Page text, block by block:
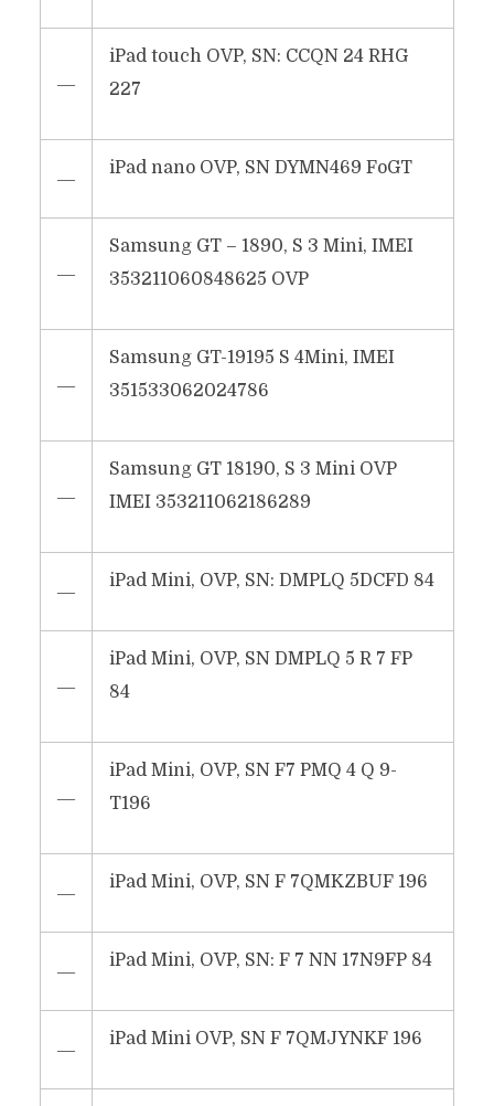
―
iPad touch OVP, SN: CCQN 24 RHG
227
―
iPad nano OVP, SN DYMN469 FoGT
―
Samsung GT – 1890, S 3 Mini, IMEI
353211060848625 OVP
―
Samsung GT-19195 S 4Mini, IMEI
351533062024786
―
Samsung GT 18190, S 3 Mini OVP
IMEI 353211062186289
―
iPad Mini, OVP, SN: DMPLQ 5DCFD 84
―
iPad Mini, OVP, SN DMPLQ 5 R 7 FP
84
―
iPad Mini, OVP, SN F7 PMQ 4 Q 9-
T196
―
iPad Mini, OVP, SN F 7QMKZBUF 196
―
iPad Mini, OVP, SN: F 7 NN 17N9FP 84
―
iPad Mini OVP, SN F 7QMJYNKF 196